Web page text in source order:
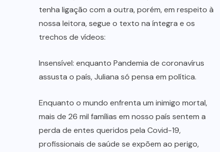
tenha ligação com a outra, porém, em respeito à
nossa leitora, segue o texto na íntegra e os
trechos de vídeos:
Insensível: enquanto Pandemia de coronavírus
assusta o país, Juliana só pensa em política.
Enquanto o mundo enfrenta um inimigo mortal,
mais de 26 mil famílias em nosso país sentem a
perda de entes queridos pela Covid-19,
profissionais de saúde se expõem ao perigo,